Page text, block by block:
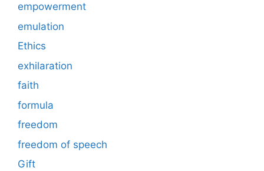
empowerment
emulation
Ethics
exhilaration
faith
formula
freedom
freedom of speech
Gift